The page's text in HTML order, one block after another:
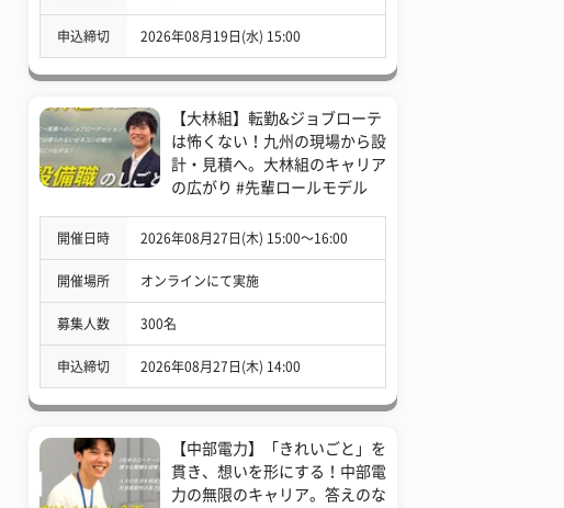
申込締切 2026年08月19日(水) 15:00
【大林組】転勤&ジョブローテ
は怖くない！九州の現場から設
計・見積へ。大林組のキャリア
の広がり #先輩ロールモデル
開催日時 2026年08月27日(木) 15:00〜16:00
開催場所 オンラインにて実施
募集人数 300名
申込締切 2026年08月27日(木) 14:00
【中部電力】「きれいごと」を
貫き、想いを形にする！中部電
力の無限のキャリア。答えのな